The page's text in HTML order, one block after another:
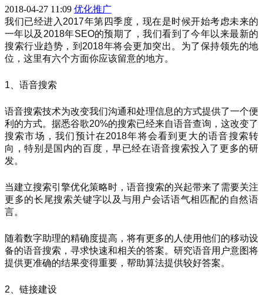
2018-04-27 11:09 优化推广
我们已经进入2017年第四季度，现在是时候开始考虑未来的
一年以及2018年SEO的预期了，我们看到了今年以来最新的
搜索行业趋势，到2018年将会更加突出。为了保持领先的地
位，这里有六个方面你应该留意的地方。
1、语音搜索
语音搜索技术为改变我们沟通和处理信息的方式提供了一个便
利的方式。据悉谷歌20%的搜索已经来自语音查询，这改变了
搜索市场，我们预计在2018年将会看到更大的语音搜索转
向，特别是国内的百度，早已经在语音搜索投入了更多的研
发。
当建立搜索引擎优化策略时，语音搜索的兴起带来了需要关注
更多的长尾搜索关键字以及与用户会话语气相匹配的自然语
言。
随着数字助理的精确度提高，将有更多的人使用他们的移动设
备的语音搜索，寻求快速和相关的答案。研究语音用户意图将
提供更准确的结果变得重要，帮助算法提供较好答案。
2、链接建设